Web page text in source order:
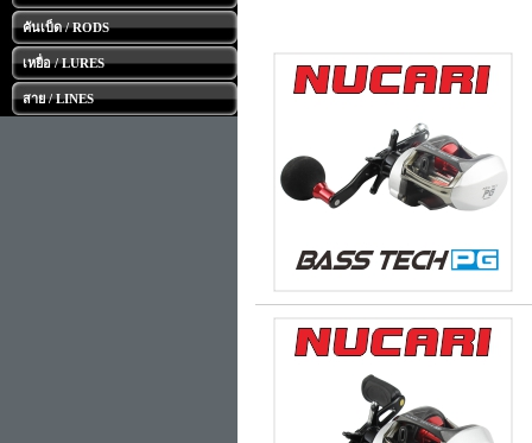
คันเบ็ด / RODS
เหยื่อ / LURES
สาย / LINES